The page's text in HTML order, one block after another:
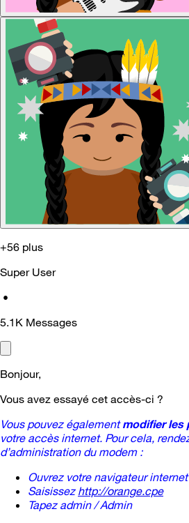
+56 plus
Super User
•
5.1K Messages
Bonjour,
Vous avez essayé cet accès-ci ?
Vous pouvez égalementmodifier les
votre accès internet. Pour cela,
d’administration du modem :
Ouvrez votre navigateur
Saisissez http://orange.cpe
Tapez admin / Admin